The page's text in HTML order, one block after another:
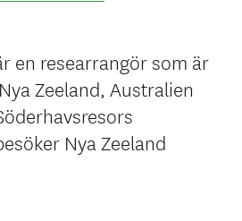
en researrangör som är
Zeeland, Australien
Nya Zeeland